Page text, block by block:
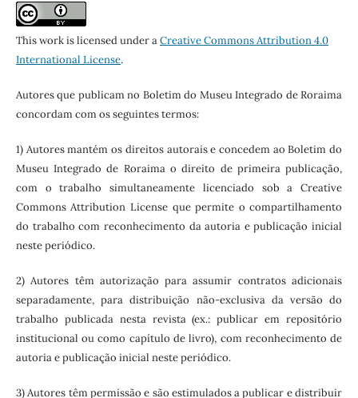
This work is licensed under aCreative Commons Attribution 4.0
International License.
Autores que publicam no Boletim do Museu Integrado de Roraima
concordam com os seguintes termos:
1) Autores mantém os direitos autorais e concedem ao Boletim do
Museu Integrado de Roraima o direito de primeira publicação,
com o trabalho simultaneamente licenciado sob a Creative
Commons Attribution License que permite o compartilhamento
do trabalho com reconhecimento da autoria e publicação inicial
neste periódico.
2) Autores têm autorização para assumir contratos adicionais
separadamente, para distribuição não-exclusiva da versão do
trabalho publicada nesta revista (ex.: publicar em repositório
institucional ou como capítulo de livro), com reconhecimento de
autoria e publicação inicial neste periódico.
3) Autores têm permissão e são estimulados a publicar e distribuir